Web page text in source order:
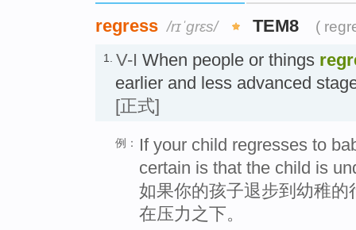
regress /rɪˈgrɛs/ TEM8 (
1. V-I When people or things
earlier and less advanced
[正式]
例：
If your child regresses to
certain is that the child is
如果你的孩子退步到幼稚
在压力之下。